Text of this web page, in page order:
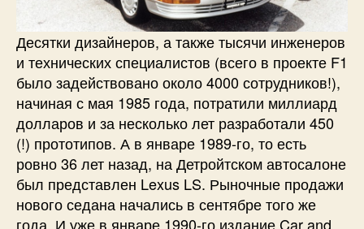
Десятки дизайнеров, а также тысячи инженеров
и технических специалистов (всего в проекте F1
было задействовано около 4000 сотрудников!),
начиная с мая 1985 года, потратили миллиард
долларов и за несколько лет разработали 450
(!) прототипов. А в январе 1989-го, то есть
ровно 36 лет назад, на Детройтском автосалоне
был представлен Lexus LS. Рыночные продажи
нового седана начались в сентябре того же
года. И уже в январе 1990-го издание Car and